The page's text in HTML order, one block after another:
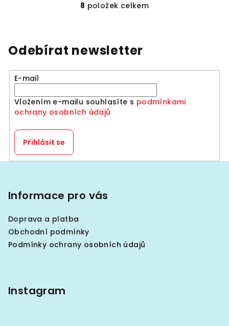
O
á
d
a
c
í
p
v
8 položek celkem
Odebírat newsletter
E-mail
Vložením e-mailu souhlasíte s podmínkami
ochrany osobních údajů
Přihlásit se
Informace pro vás
Doprava a platba
Obchodní podmínky
Podmínky ochrany osobních údajů
Instagram